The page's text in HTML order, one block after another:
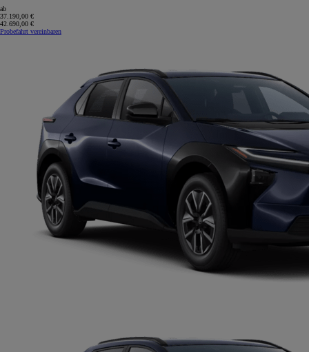
ab
37.190,00 €
42.690,00 €
Probefahrt vereinbaren